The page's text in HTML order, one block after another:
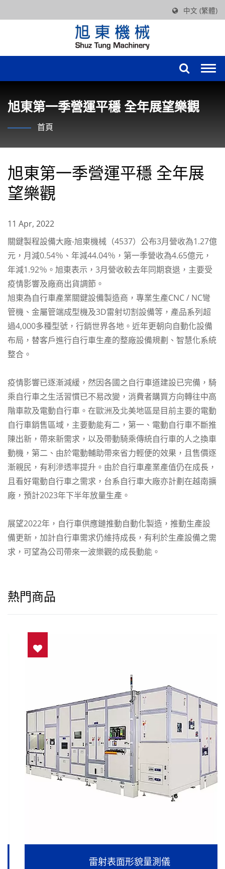
中文 (繁體)
旭東第一季營運平穩 全年展望樂觀
首頁
旭東第一季營運平穩 全年展
望樂觀
11 Apr, 2022
關鍵製程設備大廠-旭東機械（4537）公布3月營收為1.27億
元，月減0.54％、年減44.04％，第一季營收為4.65億元，
年減1.92％。旭東表示，3月營收較去年同期衰退，主要受
疫情影響及廠商出貨調節。
旭東為自行車產業關鍵設備製造商，專業生產CNC / NC彎
管機、金屬管端成型機及3D雷射切割設備等，產品系列超
過4,000多種型號，行銷世界各地。近年更朝向自動化設備
布局，替客戶進行自行車生產的整廠設備規劃、智慧化系統
整合。
疫情影響已逐漸減緩，然因各國之自行車道建設已完備，騎
乘自行車之生活習慣已不易改變，消費者購買方向轉往中高
階車款及電動自行車。在歐洲及北美地區是目前主要的電動
自行車銷售區域，主要動能有二，第一、電動自行車不斷推
陳出新，帶來新需求，以及帶動騎乘傳統自行車的人之換車
動機，第二、由於電動輔助帶來省力輕便的效果，且售價逐
漸親民，有利滲透率提升。由於自行車產業產值仍在成長，
且看好電動自行車之需求，台系自行車大廠亦計劃在越南擴
廠，預計2023年下半年放量生產。
展望2022年，自行車供應鏈推動自動化製造，推動生產設
備更新，加計自行車需求仍維持成長，有利於生產設備之需
求，可望為公司帶來一波樂觀的成長動能。
熱門商品
雷射表面形貌量測儀